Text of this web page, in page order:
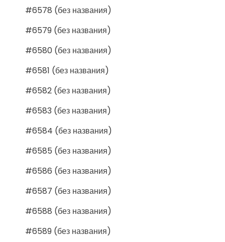
#6578 (без названия)
#6579 (без названия)
#6580 (без названия)
#6581 (без названия)
#6582 (без названия)
#6583 (без названия)
#6584 (без названия)
#6585 (без названия)
#6586 (без названия)
#6587 (без названия)
#6588 (без названия)
#6589 (без названия)